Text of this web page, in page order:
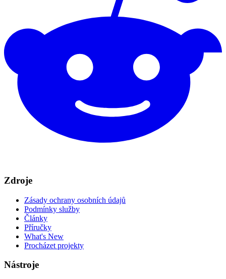
Zdroje
Zásady ochrany osobních údajů
Podmínky služby
Články
Příručky
What's New
Procházet projekty
Nástroje